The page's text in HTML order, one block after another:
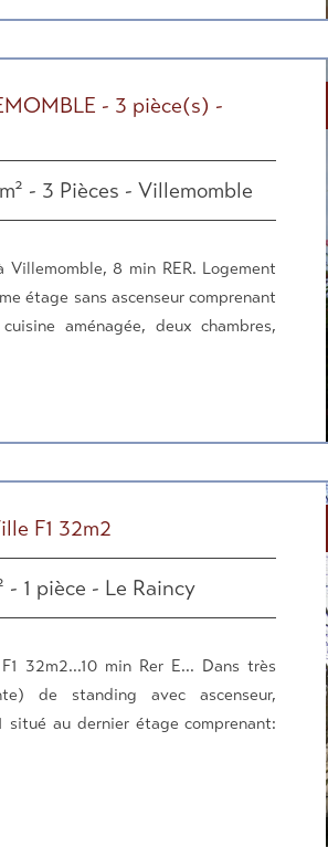
- 3 pièce(s) -
- 3 Pièces - Villemomble
8 min RER. Logement
étage sans ascenseur comprenant
aménagée, deux chambres,
F1 32m2
1 pièce - Le Raincy
32m2...10 min Rer E... Dans très
de standing avec ascenseur,
au dernier étage comprenant: